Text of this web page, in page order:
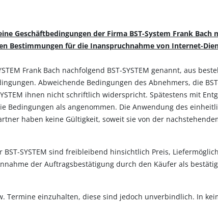
Geschäftbedingungen der Firma BST-System Frank Bach
Bestimmungen für die Inanspruchnahme von Internet-
Frank Bach nachfolgend BST-SYSTEM genannt, aus
Abweichende Bedingungen des Abnehmers, die
ihnen nicht schriftlich widerspricht. Spätestens mit
Bedingungen als angenommen. Die Anwendung des
haben keine Gültigkeit, soweit sie von der
SYSTEM sind freibleibend hinsichtlich Preis,
der Auftragsbestätigung durch den Käufer als
Termine einzuhalten, diese sind jedoch unverbindlich. In